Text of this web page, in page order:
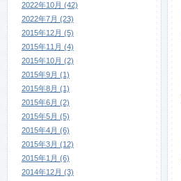
2022年10月 (42)
2022年7月 (23)
2015年12月 (5)
2015年11月 (4)
2015年10月 (2)
2015年9月 (1)
2015年8月 (1)
2015年6月 (2)
2015年5月 (5)
2015年4月 (6)
2015年3月 (12)
2015年1月 (6)
2014年12月 (3)